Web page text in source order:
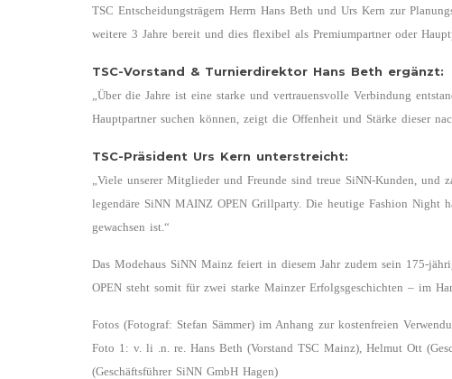
TSC Entscheidungsträgern Herrn Hans Beth und Urs Kern zur
weitere 3 Jahre bereit und dies flexibel als Premiumpartner oder
TSC-Vorstand & Turnierdirektor Hans Beth ergänzt:
„Über die Jahre ist eine starke und vertrauensvolle Verbindung
Hauptpartner suchen können, zeigt die Offenheit und Stärke dieser
TSC-Präsident Urs Kern unterstreicht:
„Viele unserer Mitglieder und Freunde sind treue SiNN-Kunden, und
legendäre SiNN MAINZ OPEN Grillparty. Die heutige Fashion Night
gewachsen ist.“
Das Modehaus SiNN Mainz feiert in diesem Jahr zudem sein 175-
OPEN steht somit für zwei starke Mainzer Erfolgsgeschichten – im
Fotos (Fotograf: Stefan Sämmer) im Anhang zur kostenfreien
Foto 1: v. li .n. re. Hans Beth (Vorstand TSC Mainz), Helmut Ott
(Geschäftsführer SiNN GmbH Hagen)